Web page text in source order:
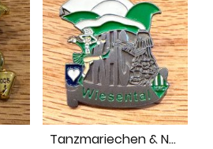
Tanzmariechen & Narr